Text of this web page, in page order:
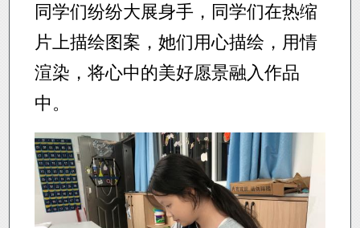
同学们纷纷大展身手，同学们在热缩
片上描绘图案，她们用心描绘，用情
渲染，将心中的美好愿景融入作品
中。